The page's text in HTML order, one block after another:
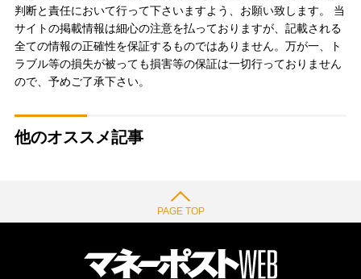
判断と責任において行って下さいますよう、お願い致します。 当
サイトの掲載情報は細心の注意を払っておりますが、記載される
全ての情報の正確性を保証するものではありません。万が一、ト
ラブル等の損失が被っても損害等の保証は一切行っておりません
ので、予めご了承下さい。
他のオススメ記事
PAGE TOP